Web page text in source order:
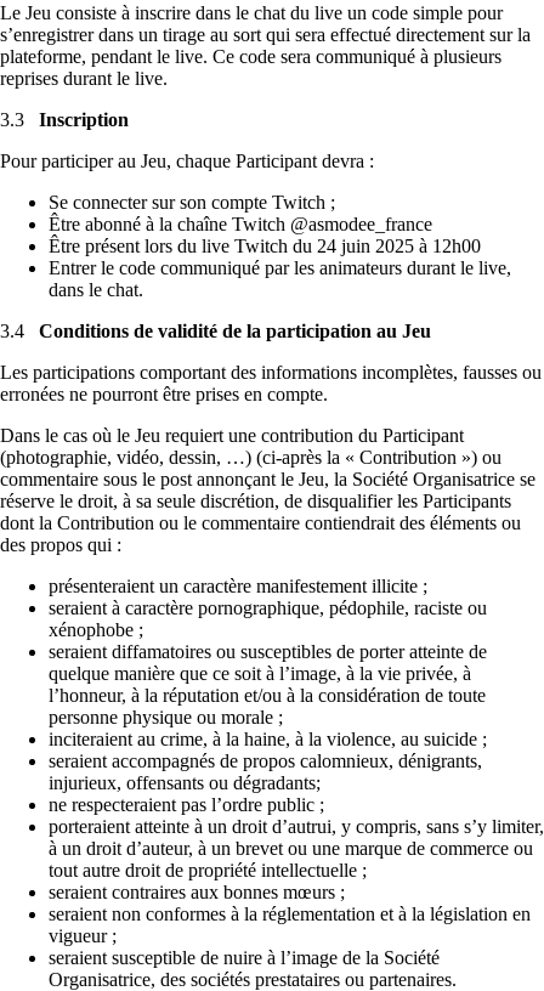
Le Jeu consiste à inscrire dans le chat du live un code simple pour
s’enregistrer dans un tirage au sort qui sera effectué directement sur la
plateforme, pendant le live. Ce code sera communiqué à plusieurs
reprises durant le live.
3.3 Inscription
Pour participer au Jeu, chaque Participant devra :
Se connecter sur son compte Twitch ;
Être abonné à la chaîne Twitch @asmodee_france
Être présent lors du live Twitch du 24 juin 2025 à 12h00
Entrer le code communiqué par les animateurs durant le live,
dans le chat.
3.4 Conditions de validité de la participation au Jeu
Les participations comportant des informations incomplètes, fausses ou
erronées ne pourront être prises en compte.
Dans le cas où le Jeu requiert une contribution du Participant
(photographie, vidéo, dessin, …) (ci-après la « Contribution ») ou
commentaire sous le post annonçant le Jeu, la Société Organisatrice se
réserve le droit, à sa seule discrétion, de disqualifier les Participants
dont la Contribution ou le commentaire contiendrait des éléments ou
des propos qui :
présenteraient un caractère manifestement illicite ;
seraient à caractère pornographique, pédophile, raciste ou
xénophobe ;
seraient diffamatoires ou susceptibles de porter atteinte de
quelque manière que ce soit à l’image, à la vie privée, à
l’honneur, à la réputation et/ou à la considération de toute
personne physique ou morale ;
inciteraient au crime, à la haine, à la violence, au suicide ;
seraient accompagnés de propos calomnieux, dénigrants,
injurieux, offensants ou dégradants;
ne respecteraient pas l’ordre public ;
porteraient atteinte à un droit d’autrui, y compris, sans s’y limiter,
à un droit d’auteur, à un brevet ou une marque de commerce ou
tout autre droit de propriété intellectuelle ;
seraient contraires aux bonnes mœurs ;
seraient non conformes à la réglementation et à la législation en
vigueur ;
seraient susceptible de nuire à l’image de la Société
Organisatrice, des sociétés prestataires ou partenaires.